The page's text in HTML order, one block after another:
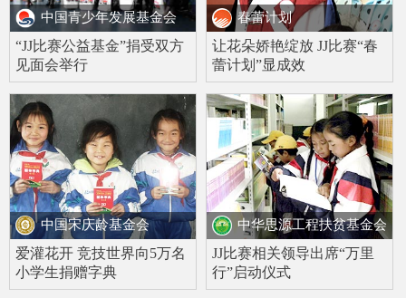
中国青少年发展基金会
“JJ比赛公益基金”捐受双方
见面会举行
春蕾计划
让花朵娇艳绽放 JJ比赛“春
蕾计划”显成效
中国宋庆龄基金会
爱灌花开 竞技世界向5万名
小学生捐赠字典
中华思源工程扶贫基金会
JJ比赛相关领导出席“万里
行”启动仪式